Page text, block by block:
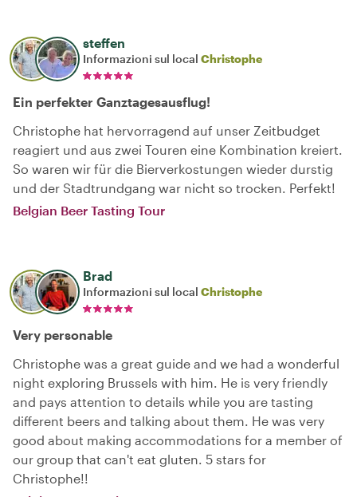
steffen
Informazioni sul local Christophe
Ein perfekter Ganztagesausflug!
Christophe hat hervorragend auf unser Zeitbudget
reagiert und aus zwei Touren eine Kombination kreiert.
So waren wir für die Bierverkostungen wieder durstig
und der Stadtrundgang war nicht so trocken. Perfekt!
Belgian Beer Tasting Tour
Brad
Informazioni sul local Christophe
Very personable
Christophe was a great guide and we had a wonderful
night exploring Brussels with him. He is very friendly
and pays attention to details while you are tasting
different beers and talking about them. He was very
good about making accommodations for a member of
our group that can't eat gluten. 5 stars for
Christophe!!